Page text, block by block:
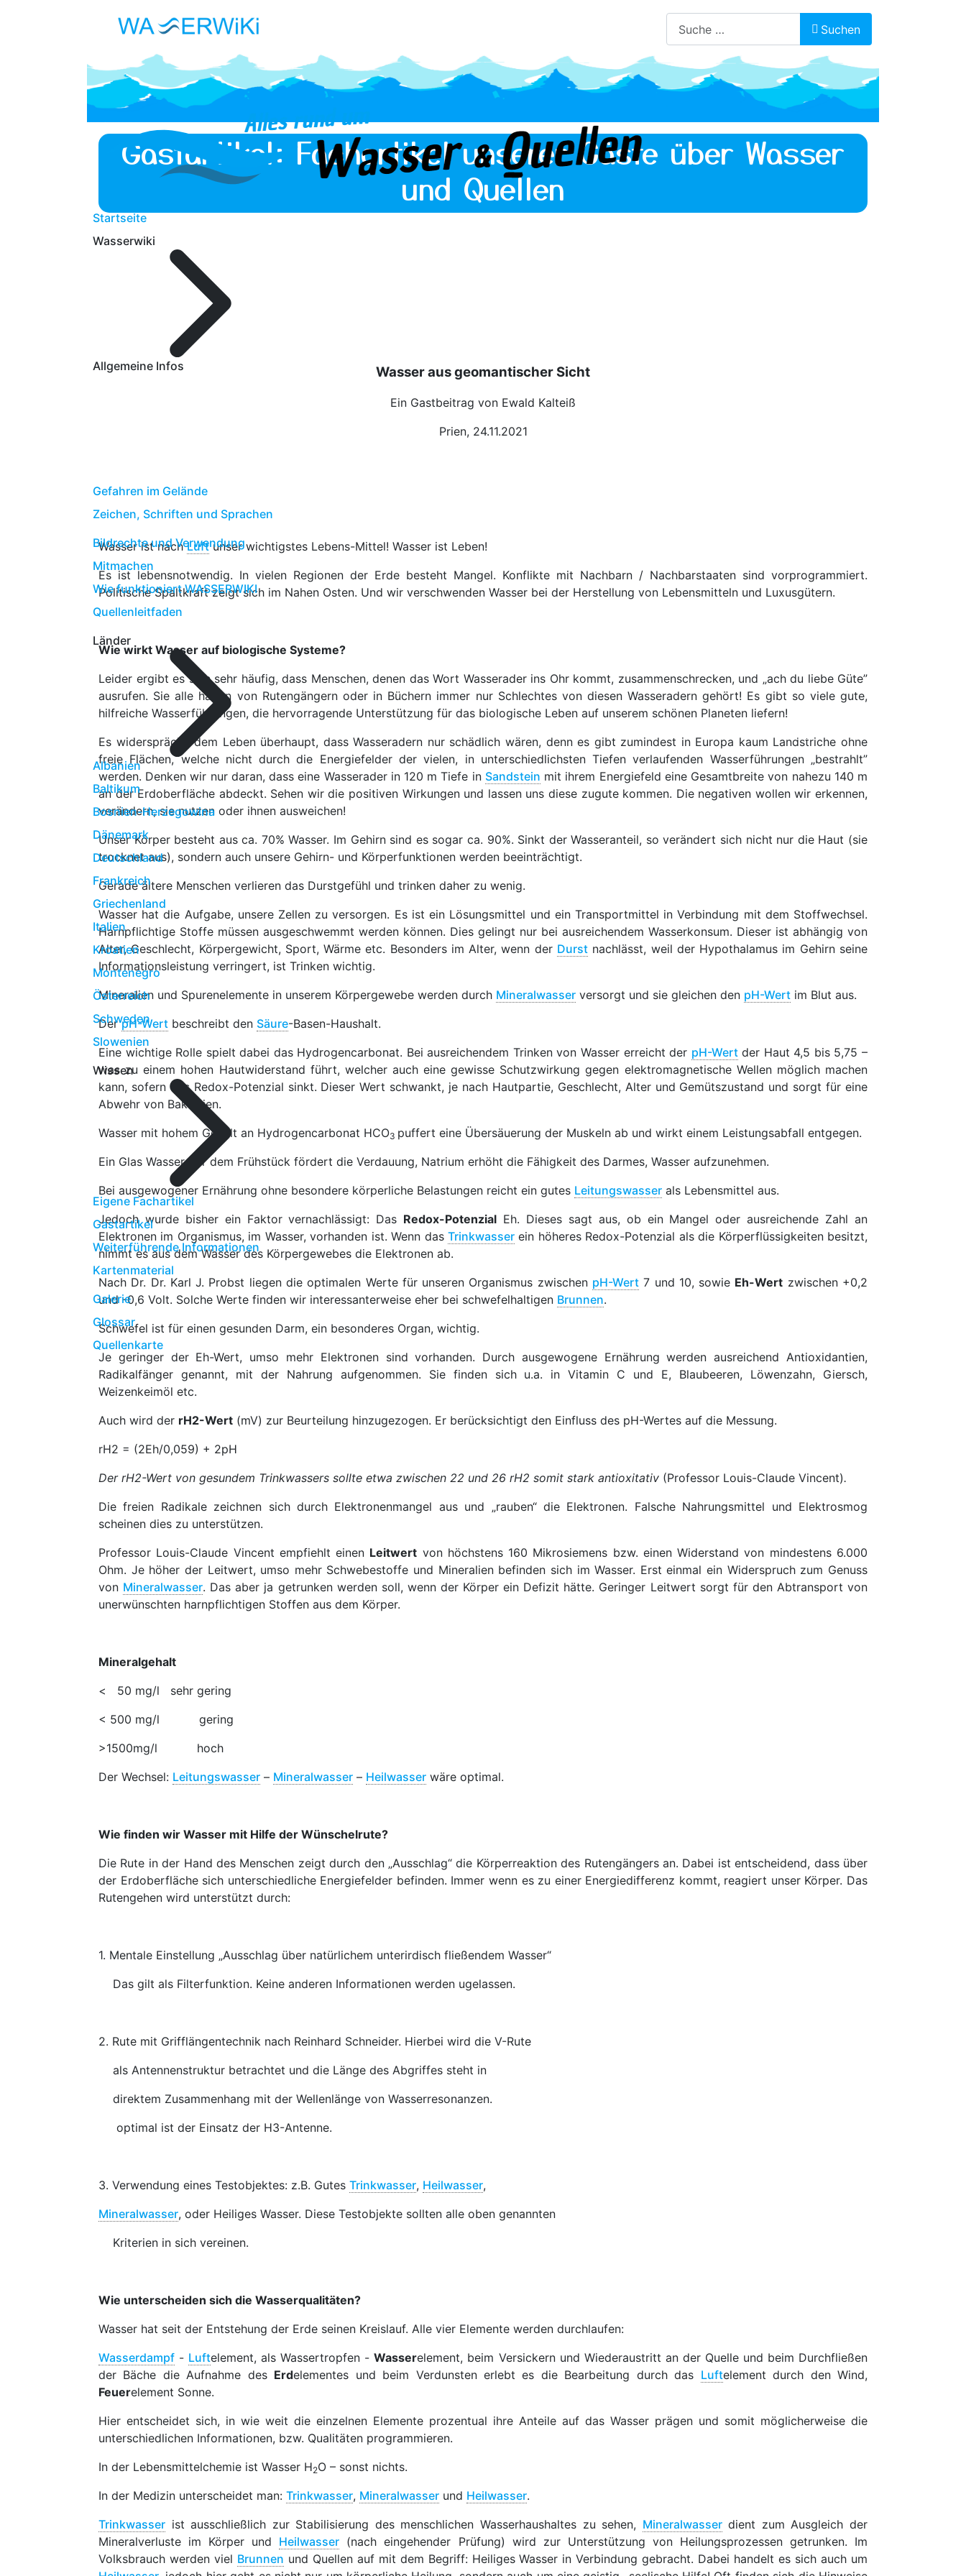
Suchen
Startseite
Wasserwiki
Allgemeine Infos
Gefahren im Gelände
Zeichen, Schriften und Sprachen
Bildrechte und Verwendung
Mitmachen
Wie funktioniert WASSERWIKI
Quellenleitfaden
Länder
Albanien
Baltikum
Bosnien-Herzegowina
Dänemark
Deutschland
Frankreich
Griechenland
Italien
Kroatien
Montenegro
Österreich
Schweden
Slowenien
Wissen
Eigene Fachartikel
Gastartikel
Weiterführende Informationen
Kartenmaterial
Galerie
Glossar
Quellenkarte
Gastartikel: Fachartikel unserer Gäste über Wasser
und Quellen
Wasser aus geomantischer Sicht
Ein Gastbeitrag von Ewald Kalteiß
Prien, 24.11.2021
Wasser ist nachLuftunser wichtigstes Lebens-Mittel! Wasser ist Leben!
Es ist lebensnotwendig. In vielen Regionen der Erde besteht Mangel. Konflikte mit Nachbarn / Nachbarstaaten sind vorprogrammiert.
Politische Spaltkraft zeigt sich im Nahen Osten. Und wir verschwenden Wasser bei der Herstellung von Lebensmitteln und Luxusgütern.
Wie wirkt Wasser auf biologische Systeme?
Leider ergibt es sich sehr häufig, dass Menschen, denen das Wort Wasserader ins Ohr kommt, zusammenschrecken, und „ach du liebe Güte”
ausrufen. Sie alle haben von Rutengängern oder in Büchern immer nur Schlechtes von diesen Wasseradern gehört! Es gibt so viele gute,
hilfreiche Wasserführungen, die hervorragende Unterstützung für das biologische Leben auf unserem schönen Planeten liefern!
Es widerspräche dem Leben überhaupt, dass Wasseradern nur schädlich wären, denn es gibt zumindest in Europa kaum Landstriche ohne
freie Flächen, welche nicht durch die Energiefelder der vielen, in unterschiedlichsten Tiefen verlaufenden Wasserführungen „bestrahlt”
werden. Denken wir nur daran, dass eine Wasserader in 120 m Tiefe in Sandstein mit ihrem Energiefeld eine Gesamtbreite von nahezu 140 m
an der Erdoberfläche abdeckt. Sehen wir die positiven Wirkungen und lassen uns diese zugute kommen. Die negativen wollen wir erkennen,
verändern, sie nutzen oder ihnen ausweichen!
Unser Körper besteht aus ca. 70% Wasser. Im Gehirn sind es sogar ca. 90%. Sinkt der Wasseranteil, so verändert sich nicht nur die Haut (sie
trocknet aus), sondern auch unsere Gehirn- und Körperfunktionen werden beeinträchtigt.
Gerade ältere Menschen verlieren das Durstgefühl und trinken daher zu wenig.
Wasser hat die Aufgabe, unsere Zellen zu versorgen. Es ist ein Lösungsmittel und ein Transportmittel in Verbindung mit dem Stoffwechsel.
Harnpflichtige Stoffe müssen ausgeschwemmt werden können. Dies gelingt nur bei ausreichendem Wasserkonsum. Dieser ist abhängig von
Alter, Geschlecht, Körpergewicht, Sport, Wärme etc. Besonders im Alter, wenn der Durst nachlässt, weil der Hypothalamus im Gehirn seine
Informationsleistung verringert, ist Trinken wichtig.
Mineralien und Spurenelemente in unserem Körpergewebe werden durch Mineralwasser versorgt und sie gleichen den pH-Wert im Blut aus.
DerpH-Wert beschreibt den Säure-Basen-Haushalt.
Eine wichtige Rolle spielt dabei das Hydrogencarbonat. Bei ausreichendem Trinken von Wasser erreicht der pH-Wertder Haut 4,5 bis 5,75 –
was zu einem hohen Hautwiderstand führt, welcher auch eine gewisse Schutzwirkung gegen elektromagnetische Wellen möglich machen
kann, sofern das Redox-Potenzial sinkt. Dieser Wert schwankt, je nach Hautpartie, Geschlecht, Alter und Gemütszustand und sorgt für eine
Abwehr von Bakterien.
Wasser mit hohem Gehalt an Hydrogencarbonat HCO3 puffert eine Übersäuerung der Muskeln ab und wirkt einem Leistungsabfall entgegen.
Ein Glas Wasser vor dem Frühstück fördert die Verdauung, Natrium erhöht die Fähigkeit des Darmes, Wasser aufzunehmen.
Bei ausgewogener Ernährung ohne besondere körperliche Belastungen reicht ein gutes Leitungswasser als Lebensmittel aus.
Jedoch wurde bisher ein Faktor vernachlässigt: Das Redox-Potenzial Eh. Dieses sagt aus, ob ein Mangel oder ausreichende Zahl an
Elektronen im Organismus, im Wasser, vorhanden ist. Wenn das Trinkwasserein höheres Redox-Potenzial als die Körperflüssigkeiten besitzt,
nimmt es aus dem Wasser des Körpergewebes die Elektronen ab.
Nach Dr. Dr. Karl J. Probst liegen die optimalen Werte für unseren Organismus zwischen pH-Wert 7 und 10, sowie Eh-Wert zwischen +0,2
und -0,6 Volt. Solche Werte finden wir interessanterweise eher bei schwefelhaltigen Brunnen.
Schwefel ist für einen gesunden Darm, ein besonderes Organ, wichtig.
Je geringer der Eh-Wert, umso mehr Elektronen sind vorhanden. Durch ausgewogene Ernährung werden ausreichend Antioxidantien,
Radikalfänger genannt, mit der Nahrung aufgenommen. Sie finden sich u.a. in Vitamin C und E, Blaubeeren, Löwenzahn, Giersch,
Weizenkeimöl etc.
Auch wird der rH2-Wert (mV) zur Beurteilung hinzugezogen. Er berücksichtigt den Einfluss des pH-Wertes auf die Messung.
rH2 = (2Eh/0,059) + 2pH
Der rH2-Wert von gesundem Trinkwassers sollte etwa zwischen 22 und 26 rH2 somit stark antioxitativ (Professor Louis-Claude Vincent).
Die freien Radikale zeichnen sich durch Elektronenmangel aus und „rauben“ die Elektronen. Falsche Nahrungsmittel und Elektrosmog
scheinen dies zu unterstützen.
Professor Louis-Claude Vincent empfiehlt einen Leitwert von höchstens 160 Mikrosiemens bzw. einen Widerstand von mindestens 6.000
Ohm. Je höher der Leitwert, umso mehr Schwebestoffe und Mineralien befinden sich im Wasser. Erst einmal ein Widerspruch zum Genuss
von Mineralwasser. Das aber ja getrunken werden soll, wenn der Körper ein Defizit hätte. Geringer Leitwert sorgt für den Abtransport von
unerwünschten harnpflichtigen Stoffen aus dem Körper.
Mineralgehalt
< 50 mg/l sehr gering
< 500 mg/l gering
>1500mg/l hoch
Der Wechsel: Leitungswasser – Mineralwasser – Heilwasser wäre optimal.
Wie finden wir Wasser mit Hilfe der Wünschelrute?
Die Rute in der Hand des Menschen zeigt durch den „Ausschlag“ die Körperreaktion des Rutengängers an. Dabei ist entscheidend, dass über
der Erdoberfläche sich unterschiedliche Energiefelder befinden. Immer wenn es zu einer Energiedifferenz kommt, reagiert unser Körper. Das
Rutengehen wird unterstützt durch:
1. Mentale Einstellung „Ausschlag über natürlichem unterirdisch fließendem Wasser“
Das gilt als Filterfunktion. Keine anderen Informationen werden ugelassen.
2. Rute mit Grifflängentechnik nach Reinhard Schneider. Hierbei wird die V-Rute
als Antennenstruktur betrachtet und die Länge des Abgriffes steht in
direktem Zusammenhang mit der Wellenlänge von Wasserresonanzen.
optimal ist der Einsatz der H3-Antenne.
3. Verwendung eines Testobjektes: z.B. Gutes Trinkwasser, Heilwasser,
Mineralwasser, oder Heiliges Wasser. Diese Testobjekte sollten alle oben genannten
Kriterien in sich vereinen.
Wie unterscheiden sich die Wasserqualitäten?
Wasser hat seit der Entstehung der Erde seinen Kreislauf. Alle vier Elemente werden durchlaufen:
Wasserdampf - Luftelement, als Wassertropfen -Wasserelement, beim Versickern und Wiederaustritt an der Quelle und beim Durchfließen
der Bäche die Aufnahme des Erdelementes und beim Verdunsten erlebt es die Bearbeitung durch das Luftelement durch den Wind,
Feuerelement Sonne.
Hier entscheidet sich, in wie weit die einzelnen Elemente prozentual ihre Anteile auf das Wasser prägen und somit möglicherweise die
unterschiedlichen Informationen, bzw. Qualitäten programmieren.
In der Lebensmittelchemie ist Wasser H2O – sonst nichts.
In der Medizin unterscheidet man: Trinkwasser, Mineralwasser und Heilwasser.
Trinkwasser ist ausschließlich zur Stabilisierung des menschlichen Wasserhaushaltes zu sehen, Mineralwasserdient zum Ausgleich der
Mineralverluste im Körper und Heilwasser (nach eingehender Prüfung) wird zur Unterstützung von Heilungsprozessen getrunken. Im
Volksbrauch werden viel Brunnen und Quellen auf mit dem Begriff: Heiliges Wasser in Verbindung gebracht. Dabei handelt es sich auch um